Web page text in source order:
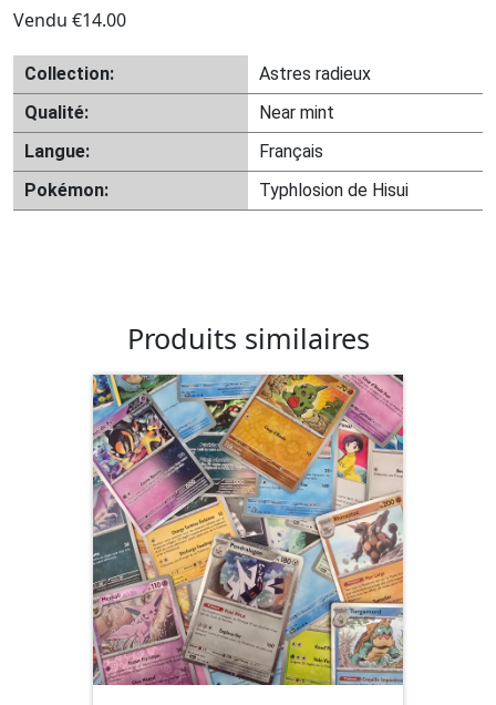
Vendu €14.00
Collection:
Astres radieux
Qualité:
Near mint
Langue:
Français
Pokémon:
Typhlosion de Hisui
Produits similaires